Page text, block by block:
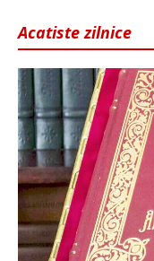
Acatiste zilnice